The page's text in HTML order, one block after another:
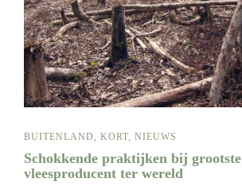
BUITENLAND, KORT, NIEUWS
Schokkende praktijken bij grootste
vleesproducent ter wereld